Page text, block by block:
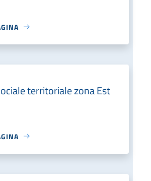
territoriale zona Est